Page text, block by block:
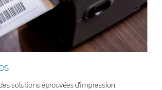
solutions éprouvées d’impression